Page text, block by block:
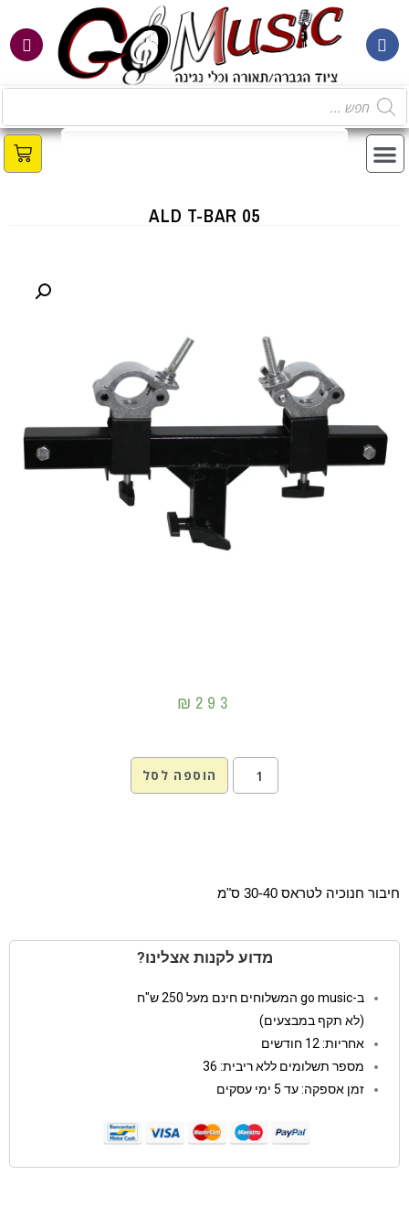
ALD T-BAR 05
₪ 293
הוספה לסל
חיבור חנוכיה לטראס 30-40 ס"מ
מדוע לקנות אצלינו?
ב-go music המשלוחים חינם מעל 250 ש"ח
(לא תקף במבצעים)
אחריות: 12 חודשים
מספר תשלומים ללא ריבית: 36
זמן אספקה: עד 5 ימי עסקים